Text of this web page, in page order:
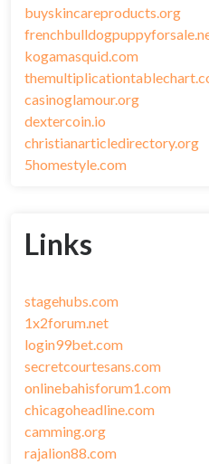
buyskincareproducts.org
kogamasquid.com
casinoglamour.org
dextercoin.io
christianarticledirectory.org
5homestyle.com
Links
stagehubs.com
1x2forum.net
login99bet.com
secretcourtesans.com
onlinebahisforum1.com
chicagoheadline.com
camming.org
rajalion88.com